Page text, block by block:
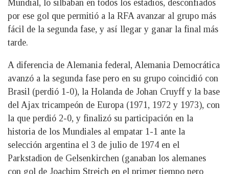
Mundial, lo silbaban en todos los estadios, desconfiados
por ese gol que permitió a la RFA avanzar al grupo más
fácil de la segunda fase, y así llegar y ganar la final más
tarde.
A diferencia de Alemania federal, Alemania Democrática
avanzó a la segunda fase pero en su grupo coincidió con
Brasil (perdió 1-0), la Holanda de Johan Cruyff y la base
del Ajax tricampeón de Europa (1971, 1972 y 1973), con
la que perdió 2-0, y finalizó su participación en la
historia de los Mundiales al empatar 1-1 ante la
selección argentina el 3 de julio de 1974 en el
Parkstadion de Gelsenkirchen (ganaban los alemanes
con gol de Joachim Streich en el primer tiempo pero